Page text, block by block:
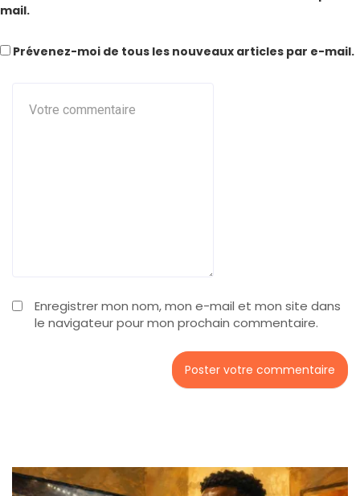
Enregistrer mon nom, mon e-mail et mon site dans
le navigateur pour mon prochain commentaire.
mail.
Prévenez-moi de tous les nouveaux articles par e-mail.